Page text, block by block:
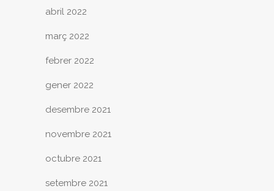
abril 2022
març 2022
febrer 2022
gener 2022
desembre 2021
novembre 2021
octubre 2021
setembre 2021